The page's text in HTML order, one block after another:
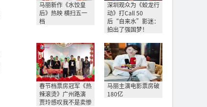
马丽新作《水饺皇
后》热映 横扫五一
档
深圳观众为《蛟龙行
动》打Call 50
后“自来水”影迷：
拍出了强国梦！
春节档票房冠军《热
辣滚烫》广州路演
贾玲感叹我不是卖惨
马丽主演电影票房破
180亿